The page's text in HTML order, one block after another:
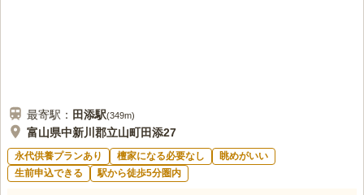
最寄駅： 田添駅(349m)
富山県中新川郡立山町田添27
永代供養プランあり 檀家になる必要なし
眺めがいい
生前申込できる
駅から徒歩5分圏内